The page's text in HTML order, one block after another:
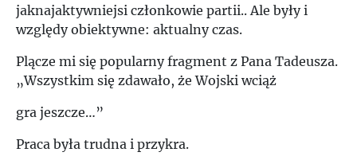
jaknajaktywniejsi członkowie partii.. Ale były i
względy obiektywne: aktualny czas.
Plącze mi się popularny fragment z Pana Tadeusza.
„Wszystkim się zdawało, że Wojski wciąż
gra jeszcze…”
Praca była trudna i przykra.